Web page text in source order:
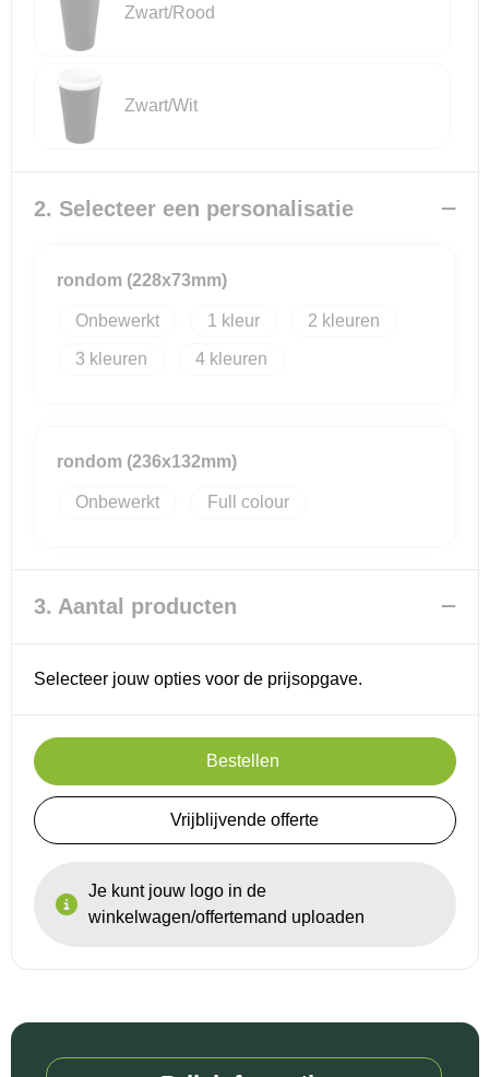
Zwart/Rood
Zwart/Wit
2. Selecteer een personalisatie
rondom (228x73mm)
Onbewerkt 1 2
3 4
rondom (236x132mm)
Onbewerkt Full colour
3. Aantal producten
Selecteer jouw opties voor de prijsopgave.
Bestellen
Vrijblijvende offerte
Je kunt jouw logo in de
winkelwagen/offertemand uploaden